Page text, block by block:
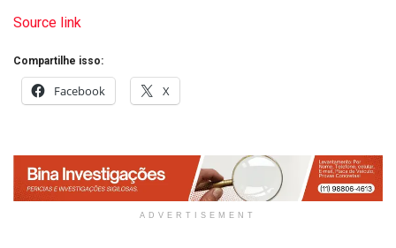
Source link
Compartilhe isso:
Facebook X
ADVERTISEMENT